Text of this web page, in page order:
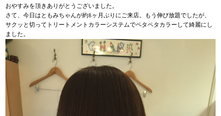
おやすみを頂きありがとうございました。
さて、今日はともみちゃんが約8ヶ月ぶりにご来店。もう伸び放題でしたが、
サクッと切ってトリートメントカラーシステムでペタペタカラーして綺麗にし
ました。